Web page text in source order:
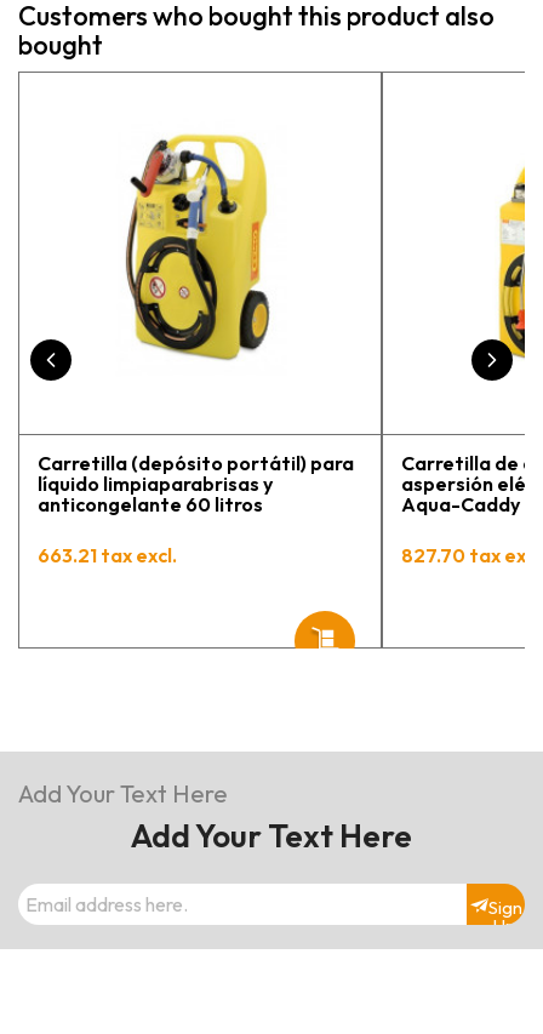
Customers who bought this product also
bought
Carretilla (depósito portátil) para
líquido limpiaparabrisas y
anticongelante 60 litros
663.21 tax excl.
Carretilla de
aspersión
Aqua-Caddy
827.70 tax
Add Your Text Here
Add Your Text Here
Sign
Up